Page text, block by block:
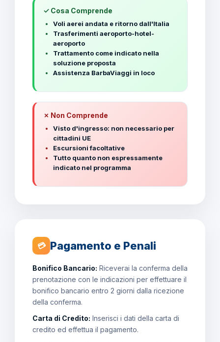
✓ Cosa Comprende
Voli aerei andata e ritorno dall'Italia
Trasferimenti aeroporto-hotel-
aeroporto
Trattamento come indicato nella
soluzione proposta
Assistenza BarbaViaggi in loco
✗ Non Comprende
Visto d'ingresso: non necessario per
cittadini UE
Escursioni facoltative
Tutto quanto non espressamente
indicato nel programma
💳 Pagamento e Penali
Bonifico Bancario: Riceverai la conferma della
prenotazione con le indicazioni per effettuare il
bonifico bancario entro 2 giorni dalla ricezione
della conferma.
Carta di Credito: Inserisci i dati della carta di
credito ed effettua il pagamento.